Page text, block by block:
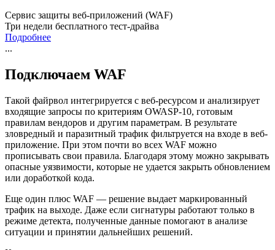
Сервис защиты веб-приложений (WAF)
Три недели бесплатного тест-драйва
Подробнее
...
Подключаем WAF
Такой файрвол интегрируется с веб-ресурсом и анализирует
входящие запросы по критериям OWASP-10, готовым
правилам вендоров и другим параметрам. В результате
зловредный и паразитный трафик фильтруется на входе в веб-
приложение. При этом почти во всех WAF можно
прописывать свои правила. Благодаря этому можно закрывать
опасные уязвимости, которые не удается закрыть обновлением
или доработкой кода.
Еще один плюс WAF — решение выдает маркированный
трафик на выходе. Даже если сигнатуры работают только в
режиме детекта, полученные данные помогают в анализе
ситуации и принятии дальнейших решений.